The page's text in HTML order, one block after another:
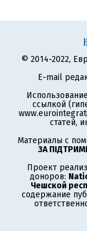
© 2014-2022,
E-mail
ссылкой
статей,
Материалы с
ЗА
Проект
доноров:
Чешской
содержание